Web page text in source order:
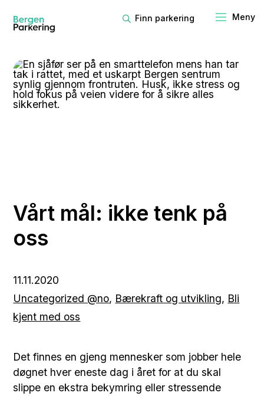
Finn parkering
Vårt mål: ikke tenk på
oss
11.11.2020
Uncategorized @no, Bærekraft og utvikling, Bli
kjent med oss
Det finnes en gjeng mennesker som jobber hele
døgnet hver eneste dag i året for at du skal
slippe en ekstra bekymring eller stressende